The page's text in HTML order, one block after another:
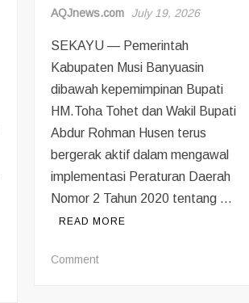
AQJnews.com July 19, 2026
SEKAYU — Pemerintah
Kabupaten Musi Banyuasin
dibawah kepemimpinan Bupati
HM.Toha Tohet dan Wakil Bupati
Abdur Rohman Husen terus
bergerak aktif dalam mengawal
implementasi Peraturan Daerah
Nomor 2 Tahun 2020 tentang …
READ MORE
Commenton